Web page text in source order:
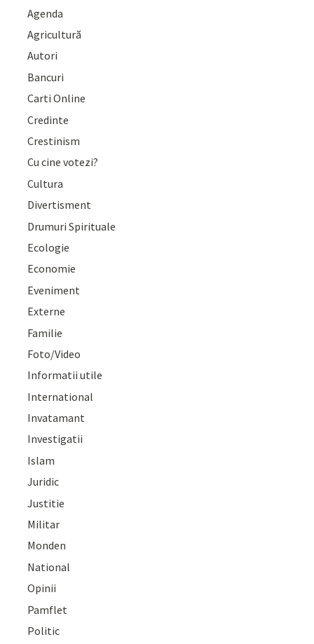
Agenda
Agricultură
Autori
Bancuri
Carti Online
Credinte
Crestinism
Cu cine votezi?
Cultura
Divertisment
Drumuri Spirituale
Ecologie
Economie
Eveniment
Externe
Familie
Foto/Video
Informatii utile
International
Invatamant
Investigatii
Islam
Juridic
Justitie
Militar
Monden
National
Opinii
Pamflet
Politic